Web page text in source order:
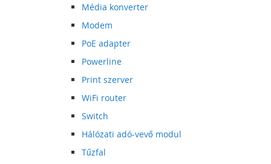
Média konverter
Modem
PoE adapter
Powerline
Print szerver
WiFi router
Switch
Hálózati adó-vevő modul
Tűzfal